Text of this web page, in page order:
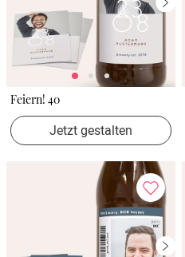
Feiern! 40
Jetzt gestalten